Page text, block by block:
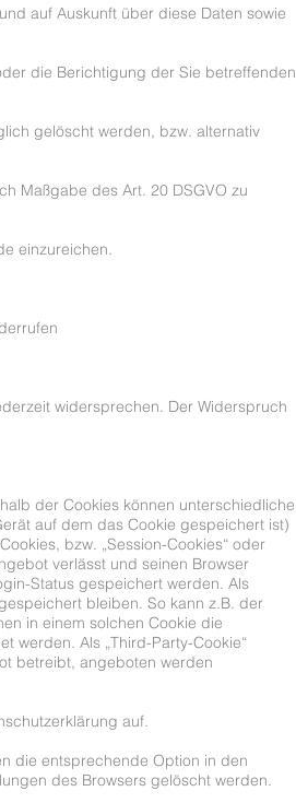
auf Auskunft über diese Daten sowie
die Berichtigung der Sie betreffenden
gelöscht werden, bzw. alternativ
Maßgabe des Art. 20 DSGVO zu
einzureichen.
widersprechen. Der Widerspruch
der Cookies können unterschiedliche
auf dem das Cookie gespeichert ist)
bzw. „Session-Cookies“ oder
verlässt und seinen Browser
Status gespeichert werden. Als
bleiben. So kann z.B. der
in einem solchen Cookie die
werden. Als „Third-Party-Cookie“
betreibt, angeboten werden
auf.
die entsprechende Option in den
des Browsers gelöscht werden.